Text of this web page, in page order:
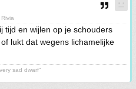
tijd en wijlen op je schouders
lukt dat wegens lichamelijke
sad dwarf"